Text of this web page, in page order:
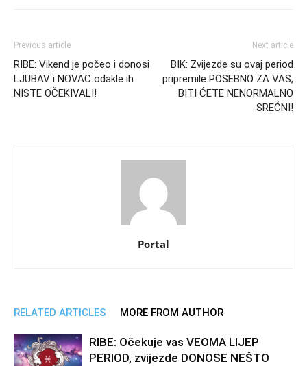
Previous article
RIBE: Vikend je počeo i donosi
LJUBAV i NOVAC odakle ih
NISTE OČEKIVALI!
Next article
BIK: Zvijezde su ovaj period
pripremile POSEBNO ZA VAS,
BITI ĆETE NENORMALNO
SREĆNI!
Portal
RELATED ARTICLES MORE FROM AUTHOR
RIBE: Očekuje vas VEOMA LIJEP
PERIOD, zvijezde DONOSE NEŠTO